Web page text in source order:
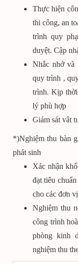
Thực hiện
thi công, an
trình quy
duyệt. Cập
Nhắc nhở
quy trình ,
trình. Kịp
lý phù hợp
Giám sát vât
*)Nghiệm thu bàn
phát sinh
Xác nhận
đạt tiêu
cho các đơn vị
Nghiệm thu
công trình
phòng kinh
nghiệm thu